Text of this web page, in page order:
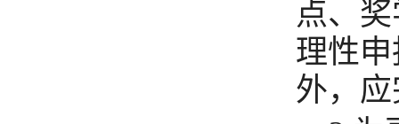
点、
理性
外，